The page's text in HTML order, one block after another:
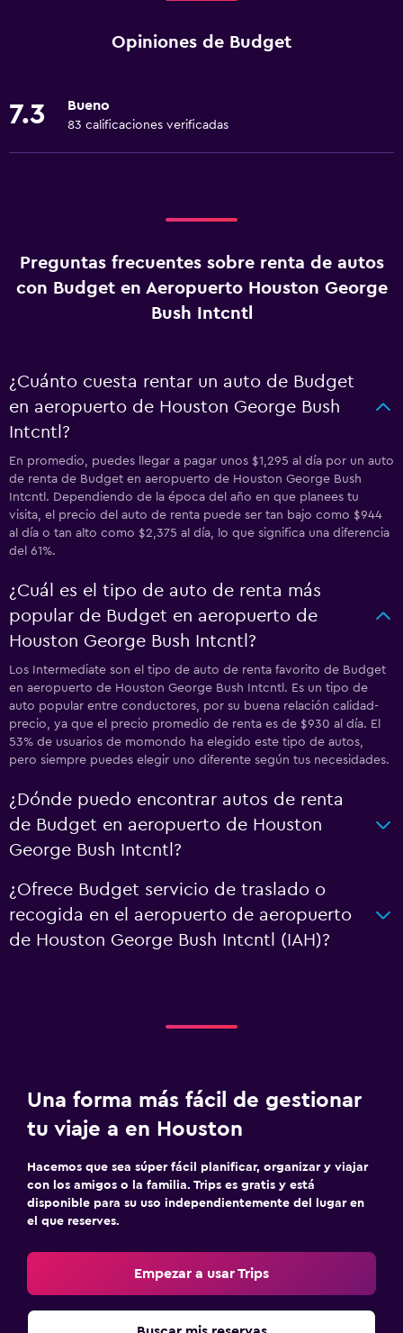
Opiniones de Budget
7.3 Bueno
83 calificaciones verificadas
Preguntas frecuentes sobre renta de autos
con Budget en Aeropuerto Houston George
Bush Intcntl
¿Cuánto cuesta rentar un auto de Budget
en aeropuerto de Houston George Bush
Intcntl?
En promedio, puedes llegar a pagar unos $1,295 al día por un auto
de renta de Budget en aeropuerto de Houston George Bush
Intcntl. Dependiendo de la época del año en que planees tu
visita, el precio del auto de renta puede ser tan bajo como $944
al día o tan alto como $2,375 al día, lo que significa una diferencia
del 61%.
¿Cuál es el tipo de auto de renta más
popular de Budget en aeropuerto de
Houston George Bush Intcntl?
Los Intermediate son el tipo de auto de renta favorito de Budget
en aeropuerto de Houston George Bush Intcntl. Es un tipo de
auto popular entre conductores, por su buena relación calidad-
precio, ya que el precio promedio de renta es de $930 al día. El
53% de usuarios de momondo ha elegido este tipo de autos,
pero siempre puedes elegir uno diferente según tus necesidades.
¿Dónde puedo encontrar autos de renta
de Budget en aeropuerto de Houston
George Bush Intcntl?
¿Ofrece Budget servicio de traslado o
recogida en el aeropuerto de aeropuerto
de Houston George Bush Intcntl (IAH)?
Una forma más fácil de gestionar
tu viaje a en Houston
Hacemos que sea súper fácil planificar, organizar y viajar
con los amigos o la familia. Trips es gratis y está
disponible para su uso independientemente del lugar en
el que reserves.
Empezar a usar Trips